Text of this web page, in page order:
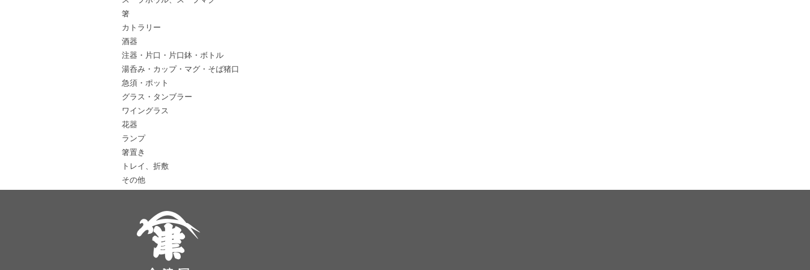
箸
カトラリー
酒器
注器・片口・片口鉢・ボトル
湯呑み・カップ・マグ・そば猪口
急須・ポット
グラス・タンブラー
ワイングラス
花器
ランプ
箸置き
トレイ、折敷
その他